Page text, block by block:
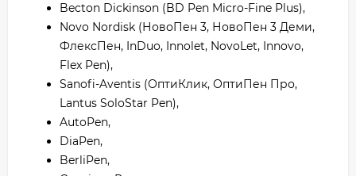
Becton Dickinson (BD Pen Micro-Fine Plus),
Novo Nordisk (НовоПен 3, НовоПен 3 Деми,
ФлексПен, InDuo, Innolet, NovoLet, Innovo,
Flex Pen),
Sanofi-Aventis (ОптиКлик, ОптиПен Про,
Lantus SoloStar Pen),
AutoPen,
DiaPen,
BerliPen,